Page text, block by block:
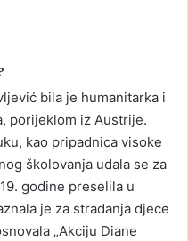
bila je humanitarka i
porijeklom iz Austrije.
kao pripadnica visoke
školovanja udala se za
godine preselila u
je za stradanja djece
„Akciju Diane